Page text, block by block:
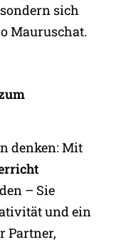
sich
Mauruschat.
denken: Mit
– Sie
und ein
Partner,